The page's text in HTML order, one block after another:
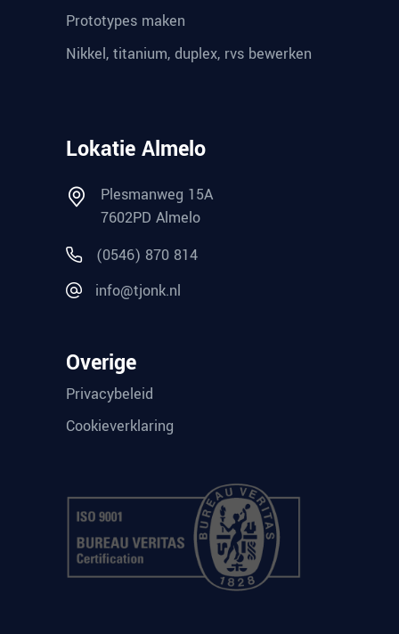
Prototypes maken
Nikkel, titanium, duplex, rvs bewerken
Lokatie Almelo
Plesmanweg 15A
7602PD Almelo
(0546) 870 814
info@tjonk.nl
Overige
Privacybeleid
Cookieverklaring